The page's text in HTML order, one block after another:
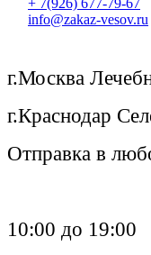
+ 7(926) 677-79-67
info@zakaz-vesov.ru
г.Москва
г.Краснодар
Отправка в
10:00 до 19:00